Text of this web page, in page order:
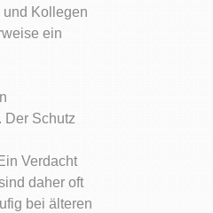
und Kollegen
ein
Der Schutz
Verdacht
daher oft
bei älteren